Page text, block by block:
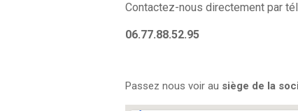
Contactez-nous directement par
06.77.88.52.95
Passez nous voir au siège de la